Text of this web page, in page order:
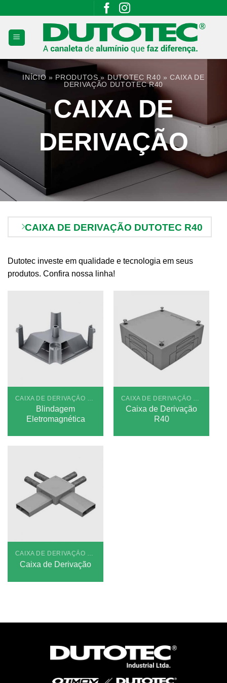
to
content
INÍCIO » PRODUTOS » DUTOTEC R40 » CAIXA DE
DERIVAÇÃO DUTOTEC R40
CAIXA DE
DERIVAÇÃO
CAIXA DE DERIVAÇÃO DUTOTEC R40
Dutotec investe em qualidade e tecnologia em seus
produtos. Confira nossa linha!
CAIXA DE DERIVAÇÃO DUTOTEC R40
Blindagem
Eletromagnética
CAIXA DE DERIVAÇÃO DUTOTEC R40
Caixa de Derivação
R40
CAIXA DE DERIVAÇÃO DUTOTEC R40
Caixa de Derivação